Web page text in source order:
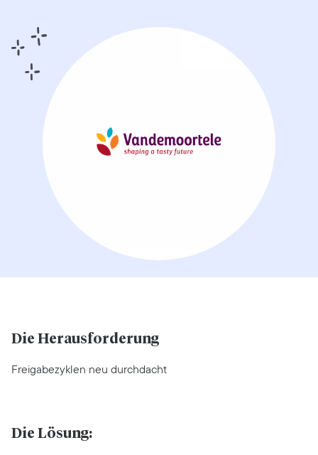
Die Herausforderung
Freigabezyklen neu durchdacht
Die Lösung: